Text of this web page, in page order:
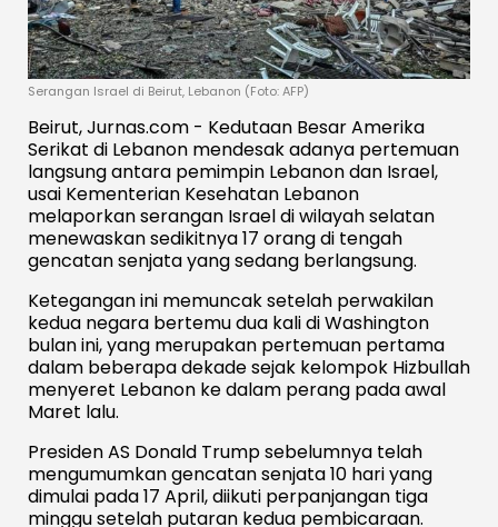
Serangan Israel di Beirut, Lebanon (Foto: AFP)
Beirut, Jurnas.com - Kedutaan Besar Amerika
Serikat di Lebanon mendesak adanya pertemuan
langsung antara pemimpin Lebanon dan Israel,
usai Kementerian Kesehatan Lebanon
melaporkan serangan Israel di wilayah selatan
menewaskan sedikitnya 17 orang di tengah
gencatan senjata yang sedang berlangsung.
Ketegangan ini memuncak setelah perwakilan
kedua negara bertemu dua kali di Washington
bulan ini, yang merupakan pertemuan pertama
dalam beberapa dekade sejak kelompok Hizbullah
menyeret Lebanon ke dalam perang pada awal
Maret lalu.
Presiden AS Donald Trump sebelumnya telah
mengumumkan gencatan senjata 10 hari yang
dimulai pada 17 April, diikuti perpanjangan tiga
minggu setelah putaran kedua pembicaraan.